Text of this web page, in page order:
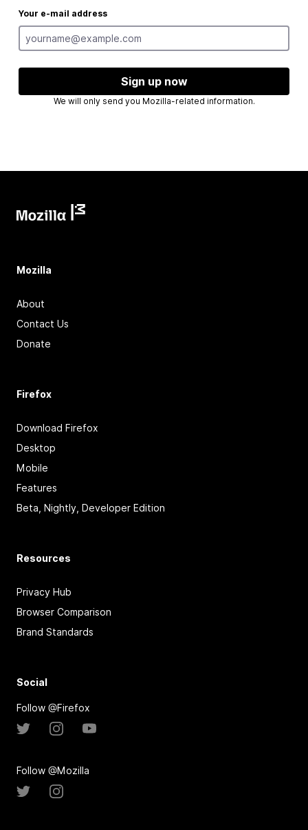
Your e-mail address
Sign up now
We will only send you Mozilla-related information.
Mozilla
About
Contact Us
Donate
Firefox
Download Firefox
Desktop
Mobile
Features
Beta, Nightly, Developer Edition
Resources
Privacy Hub
Browser Comparison
Brand Standards
Social
Follow @Firefox
Follow @Mozilla